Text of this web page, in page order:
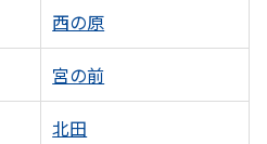
西の原
宮の前
北田